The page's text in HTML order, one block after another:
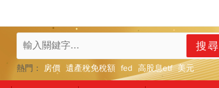
搜尋
熱門： 房價 遺產稅免稅額 fed 高股息etf 美元